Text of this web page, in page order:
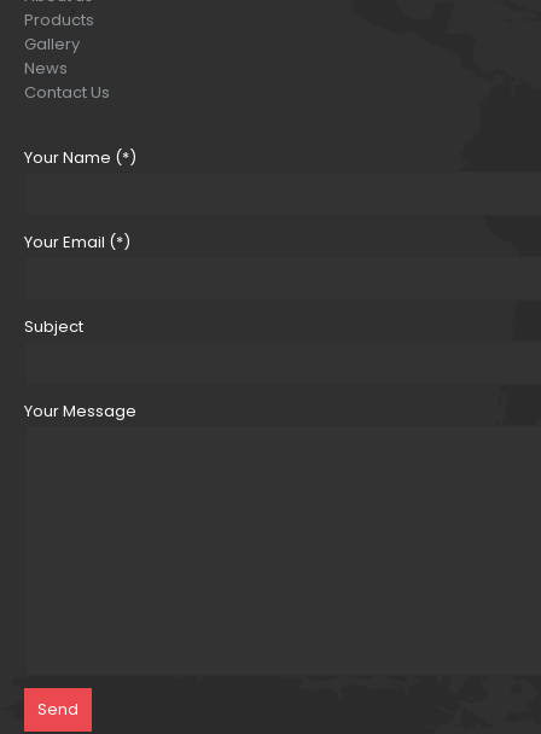
Products
Gallery
News
Contact Us
Your Name (*)
Your Email (*)
Subject
Your Message